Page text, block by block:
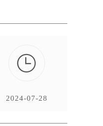

2024-07-28